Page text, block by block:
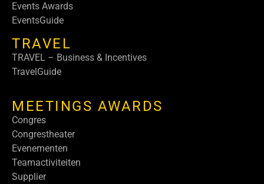
Events Awards
EventsGuide
TRAVEL
TRAVEL – Business & Incentives
TravelGuide
MEETINGS AWARDS
Congres
Congrestheater
Evenementen
Teamactiviteiten
Supplier